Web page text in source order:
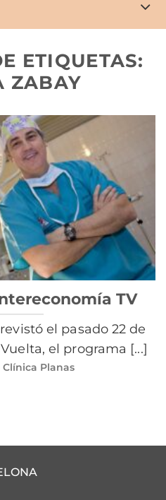
ETIQUETAS:
ZABAY
TV
el pasado 22 de
el programa [...]
Clínica Planas